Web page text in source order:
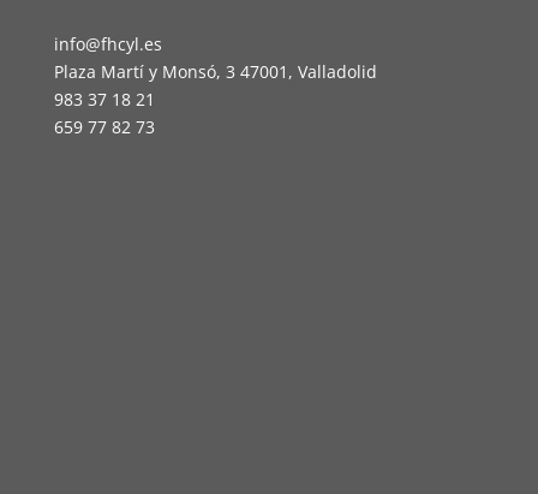
info@fhcyl.es
Plaza Martí y Monsó, 3 47001, Valladolid
983 37 18 21
659 77 82 73